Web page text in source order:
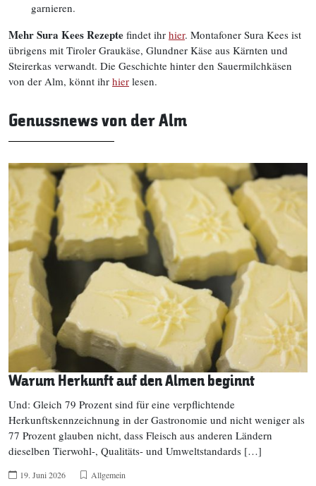
garnieren.
Mehr Sura Kees Rezepte findet ihr hier. Montafoner Sura Kees ist
übrigens mit Tiroler Graukäse, Glundner Käse aus Kärnten und
Steirerkas verwandt. Die Geschichte hinter den Sauermilchkäsen
von der Alm, könnt ihr hier lesen.
Genussnews von der Alm
Warum Herkunft auf den Almen beginnt
Und: Gleich 79 Prozent sind für eine verpflichtende
Herkunftskennzeichnung in der Gastronomie und nicht weniger als
77 Prozent glauben nicht, dass Fleisch aus anderen Ländern
dieselben Tierwohl-, Qualitäts- und Umweltstandards […]
19. Juni 2026 Allgemein